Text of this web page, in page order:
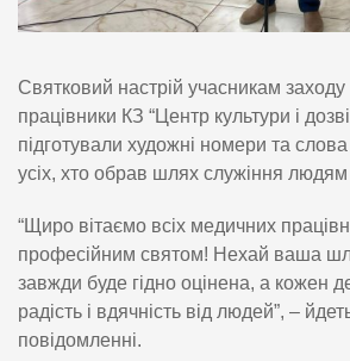
Святковий настрій учасникам
працівники КЗ “Центр культури і
підготували художні номери та
усіх, хто обрав шлях служіння
“Щиро вітаємо всіх медичних
професійним святом! Нехай ваша
завжди буде гідно оцінена, а кожен
радість і вдячність від людей”, –
повідомленні.